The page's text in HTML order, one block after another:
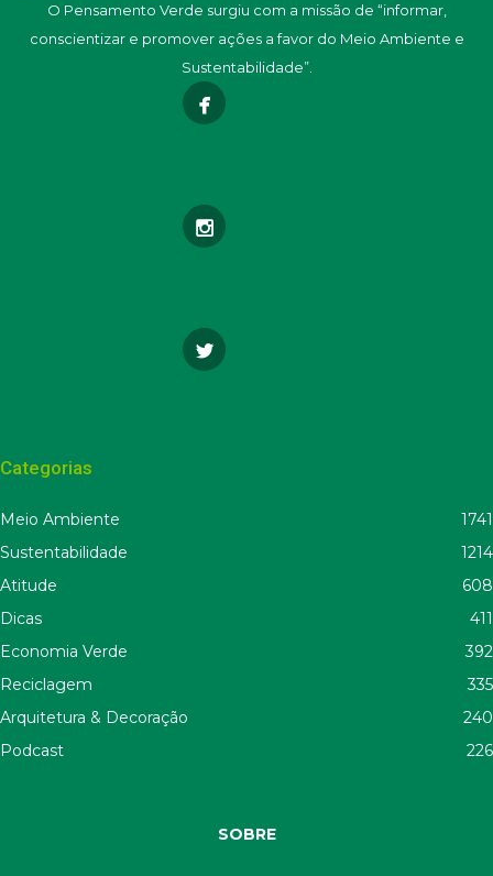
O Pensamento Verde surgiu com a missão de “informar,
conscientizar e promover ações a favor do Meio Ambiente e
Sustentabilidade”.
Categorias
Meio Ambiente
1741
Sustentabilidade
1214
Atitude
608
Dicas
411
Economia Verde
392
Reciclagem
335
Arquitetura & Decoração
240
Podcast
226
SOBRE